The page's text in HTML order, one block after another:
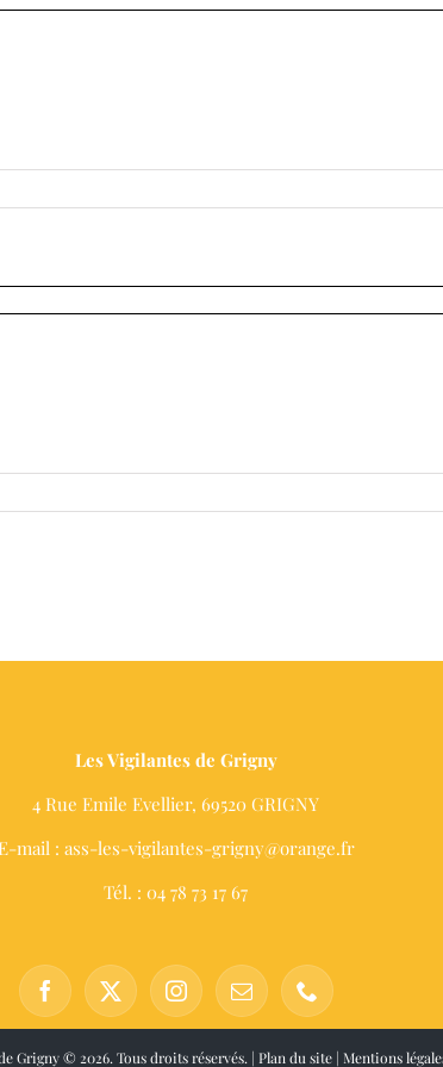
Les Vigilantes de Grigny
4 Rue Emile Evellier, 69520 GRIGNY
mail : ass-les-vigilantes-grigny@orange.fr
Tél. : 04 78 73 17 67
Grigny © 2026. Tous droits réservés. | Plan du site| Mentions